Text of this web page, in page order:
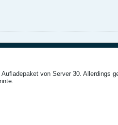
von Server 30. Allerdings